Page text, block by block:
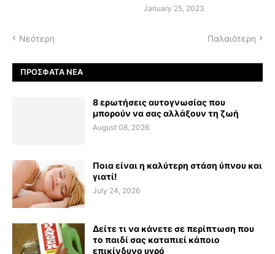
January 25, 2023
Νεότερη Παλαιότερη
ΠΡΌΣΦΑΤΑ ΝΈΑ
8 ερωτήσεις αυτογνωσίας που
μπορούν να σας αλλάξουν τη ζωή
August 08, 2026
Ποια είναι η καλύτερη στάση ύπνου και
γιατί!
July 24, 2026
Δείτε τι να κάνετε σε περίπτωση που
το παιδί σας καταπιεί κάποιο
επικίνδυνο υγρό